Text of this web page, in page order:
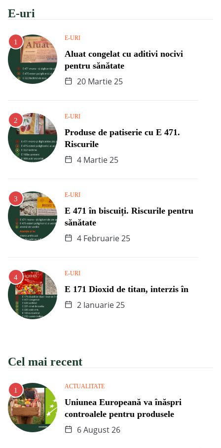
E-uri
E-URI
Aluat congelat cu aditivi nocivi
pentru sănătate
20 Martie 25
E-URI
Produse de patiserie cu E 471.
Riscurile
4 Martie 25
E-URI
E 471 în biscuiți. Riscurile pentru
sănătate
4 Februarie 25
E-URI
E 171 Dioxid de titan, interzis în
2 Ianuarie 25
Cel mai recent
ACTUALITATE
Uniunea Europeană va înăspri
controalele pentru produsele
6 August 26